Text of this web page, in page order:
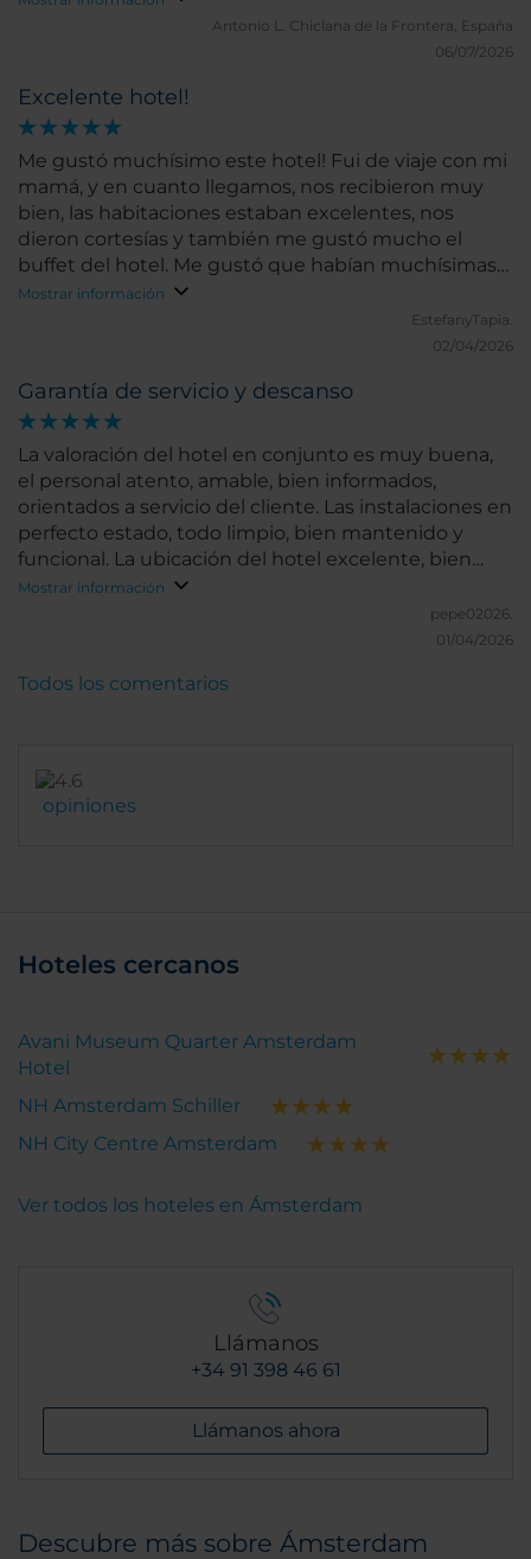
Antonio L. Chiclana de la Frontera, España
06/07/2026
Excelente hotel!
Me gustó muchísimo este hotel! Fui de viaje con mi
mamá, y en cuanto llegamos, nos recibieron muy
bien, las habitaciones estaban excelentes, nos
dieron cortesías y también me gustó mucho el
buffet del hotel. Me gustó que habían muchísimas
opciones para probar, además de que la ubicación
está más que excelente! Definitivamente me
Mostrar información
EstefanyTapia.
02/04/2026
Garantía de servicio y descanso
La valoración del hotel en conjunto es muy buena,
el personal atento, amable, bien informados,
orientados a servicio del cliente. Las instalaciones en
perfecto estado, todo limpio, bien mantenido y
funcional. La ubicación del hotel excelente, bien
conectado con transporte público o si vas a pie,
cerca de todo en el centro de Amsterdam. Una
Mostrar información
pepe02026.
01/04/2026
opiniones
Todos los comentarios
Hoteles cercanos
Avani Museum Quarter Amsterdam
Hotel
NH Amsterdam Schiller
NH City Centre Amsterdam
Ver todos los hoteles en Ámsterdam
Llámanos
+34 91 398 46 61
Llámanos ahora
Descubre más sobre Ámsterdam